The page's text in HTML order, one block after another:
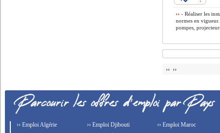
›› - Réaliser les
normes en
pompes,
›› ››
›› Emploi Algérie
›› Emploi Djibouti
›› Emploi Maroc